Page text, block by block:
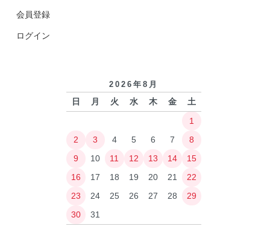
会員登録
ログイン
2026年8月
日 月 火 水 木 金
土
1
2
3 4 5 6 7
8
9
10 11 12 13 14
15
16
17 18 19 20 21
22
23
24 25 26 27 28
29
30
31